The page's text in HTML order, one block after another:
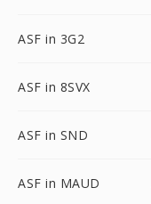
ASF in 3G2
ASF in 8SVX
ASF in SND
ASF in MAUD